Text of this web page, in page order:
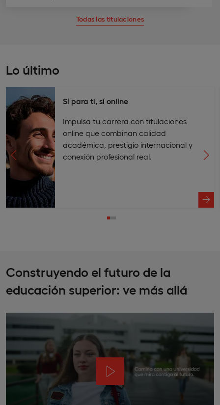
Todas las titulaciones
Lo último
Sí para ti, sí online
Impulsa tu carrera con titulaciones
online que combinan calidad
académica, prestigio internacional y
conexión profesional real.
Construyendo el futuro de la
educación superior: ve más allá